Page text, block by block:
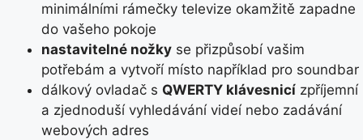
minimálními rámečky televize okamžitě zapadne
do vašeho pokoje
nastavitelné nožky se přizpůsobí vašim
potřebám a vytvoří místo například pro soundbar
dálkový ovladač s QWERTY klávesnicí zpříjemní
a zjednoduší vyhledávání videí nebo zadávání
webových adres